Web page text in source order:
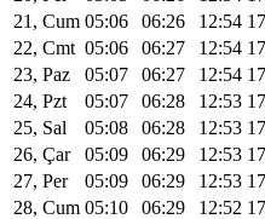
21, Cum 05:06 06:26 12:54
22, Cmt 05:06 06:27 12:54
23, Paz
05:07 06:27 12:54
24, Pzt
05:07 06:28 12:53
25, Sal
05:08 06:28 12:53
26, Çar
05:09 06:29 12:53
27, Per
05:09 06:29 12:53
28, Cum 05:10 06:29 12:52